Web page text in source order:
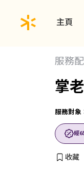
主頁
服務
掌
服務對象
經
收藏